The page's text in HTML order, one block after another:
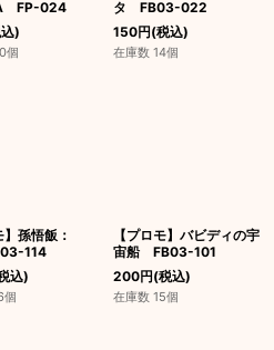
FP-024
)
個
タ FB03-022
150円(税込)
在庫数 14個
】孫悟飯：
114
込)
個
【プロモ】バビディの宇
宙船 FB03-101
200円(税込)
在庫数 15個